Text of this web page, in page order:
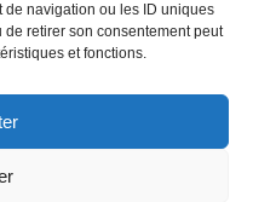
navigation ou les ID uniques
retirer son consentement peut
et fonctions.